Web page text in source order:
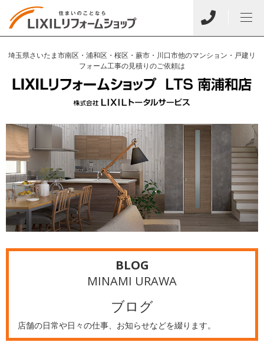
埼玉県さいたま市南区・浦和区・桜区・蕨市・川口市他のマンション・戸建リ
フォーム工事の見積りのご依頼は
BLOG
MINAMI URAWA
ブログ
店舗の日常や日々の仕事、お知らせなどを綴ります。